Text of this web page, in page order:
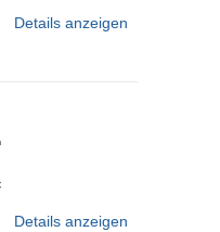
Details anzeigen
Details anzeigen